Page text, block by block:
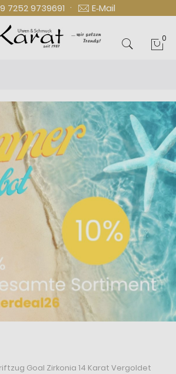
7252 9739691 · E‑Mail
0
Goal Zirkonia 14 Karat Vergoldet